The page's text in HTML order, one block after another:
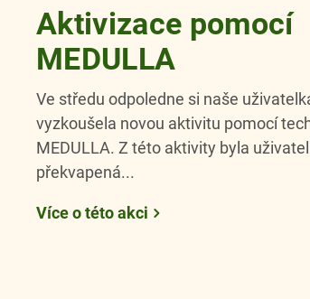
Aktivizace pomocí
MEDULLA
Ve středu odpoledne si naše
vyzkoušela novou aktivitu pomocí
MEDULLA. Z této aktivity byla
překvapená...
Více o této akci